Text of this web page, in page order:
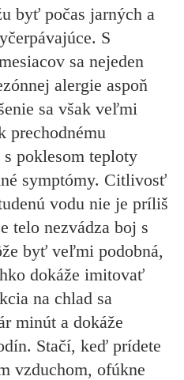
byť počas jarných a
S
sa nejeden
alergie aspoň
sa však veľmi
prechodnému
poklesom teploty
symptómy. Citlivosť
vodu nie je príliš
telo nezvádza boj s
byť veľmi podobná,
dokáže imitovať
na chlad sa
minút a dokáže
Stačí, keď prídete
vzduchom, ofúkne